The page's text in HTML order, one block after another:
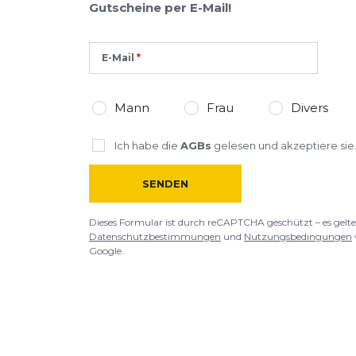
Gutscheine per E-Mail!
E-Mail
Mann Frau Divers
Ich habe die AGBs gelesen und akzeptiere sie.
SENDEN
Dieses Formular ist durch reCAPTCHA geschützt – es
Datenschutzbestimmungen und Nutzungsbedingungen
Google.